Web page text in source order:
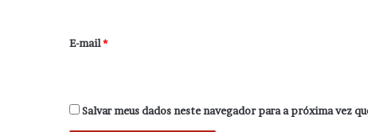
*
E-mail*
Salvar meus dados neste navegador para a próxima vez